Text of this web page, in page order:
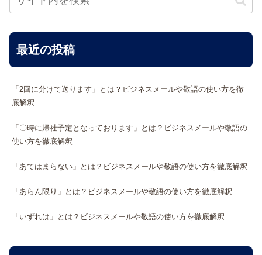
最近の投稿
「2回に分けて送ります」とは？ビジネスメールや敬語の使い方を徹
底解釈
「〇時に帰社予定となっております」とは？ビジネスメールや敬語の
使い方を徹底解釈
「あてはまらない」とは？ビジネスメールや敬語の使い方を徹底解釈
「あらん限り」とは？ビジネスメールや敬語の使い方を徹底解釈
「いずれは」とは？ビジネスメールや敬語の使い方を徹底解釈